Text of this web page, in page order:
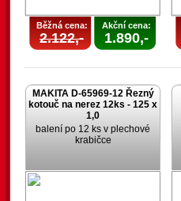
Běžná cena:
2.122,-
Akční cena:
1.890,-
MAKITA D-65969-12 Řezný
kotouč na nerez 12ks - 125 x
1,0
balení po 12 ks v plechové
krabičce